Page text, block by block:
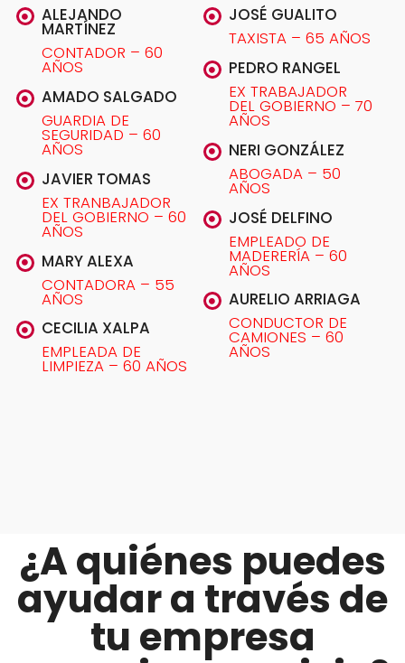
ALEJANDO
MARTÍNEZ
CONTADOR – 60
AÑOS
AMADO SALGADO
GUARDIA DE
SEGURIDAD – 60
AÑOS
JAVIER TOMAS
EX TRANBAJADOR
DEL GOBIERNO – 60
AÑOS
MARY ALEXA
CONTADORA – 55
AÑOS
CECILIA XALPA
EMPLEADA DE
LIMPIEZA – 60 AÑOS
JOSÉ GUALITO
TAXISTA – 65 AÑOS
PEDRO RANGEL
EX TRABAJADOR
DEL GOBIERNO – 70
AÑOS
NERI GONZÁLEZ
ABOGADA – 50
AÑOS
JOSÉ DELFINO
EMPLEADO DE
MADERERÍA – 60
AÑOS
AURELIO ARRIAGA
CONDUCTOR DE
CAMIONES – 60
AÑOS
¿A quiénes puedes
ayudar a través de
tu empresa